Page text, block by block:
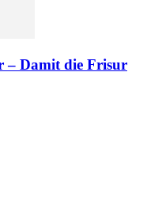
– Damit die Frisur